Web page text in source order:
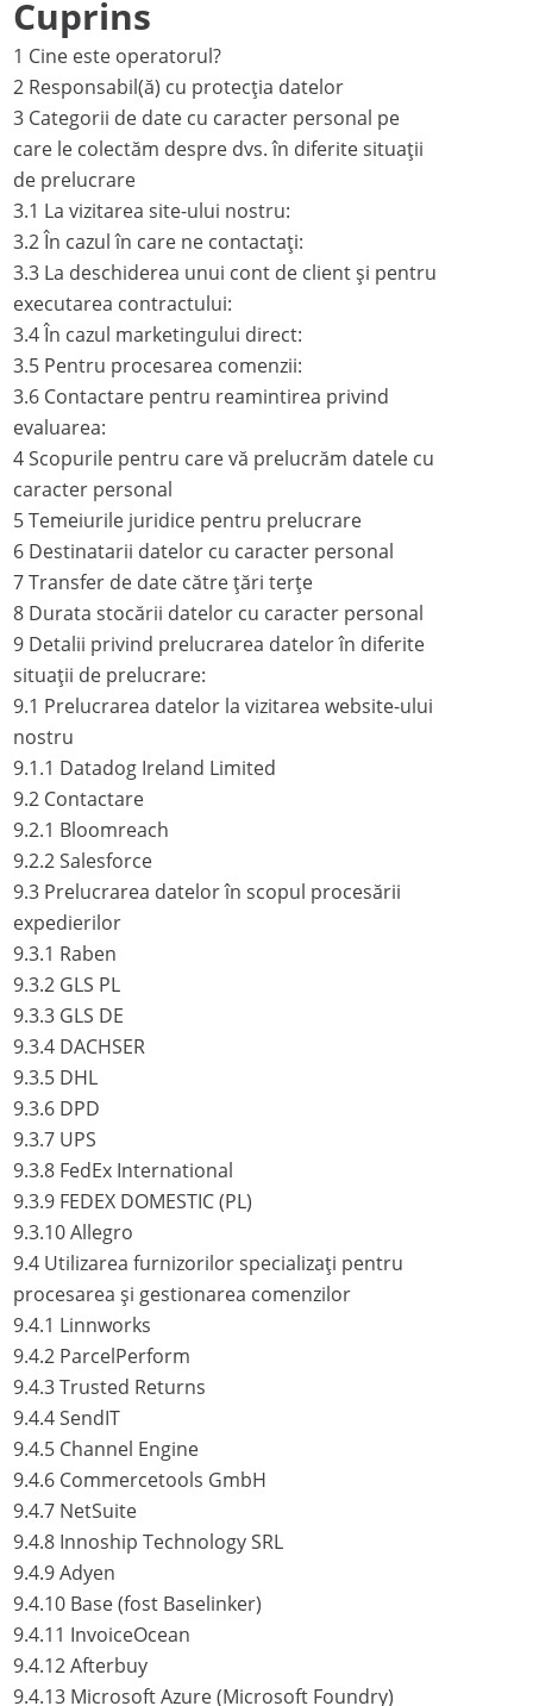
Plată
Politică de confidențialitate
Cookies
Returnare & Retragere
Termeni si condiții
Condiții de garanție premium
Retragerea produselor
Contact
expondo Partners
Garanție de preț (7 zile)
Cuprins
1 Cine este operatorul?
2 Responsabil(ă) cu protecția datelor
3 Categorii de date cu caracter personal pe
care le colectăm despre dvs. în diferite situații
de prelucrare
3.1 La vizitarea site-ului nostru:
3.2În cazul în care ne contactați:
3.3 La deschiderea unui cont de client și pentru
executarea contractului:
3.4În cazul marketingului direct:
3.5 Pentru procesarea comenzii:
3.6 Contactare pentru reamintirea privind
evaluarea:
4Scopurile pentru care vă prelucrăm datele cu
caracter personal
5Temeiurile juridice pentru prelucrare
6 Destinatarii datelor cu caracter personal
7Transfer de date către țări terțe
8 Durata stocării datelor cu caracter personal
9 Detalii privind prelucrarea datelor în diferite
situații de prelucrare:
9.1 Prelucrarea datelor la vizitarea website-ului
nostru
9.1.1 Datadog Ireland Limited
9.2 Contactare
9.2.1 Bloomreach
9.2.2Salesforce
9.3 Prelucrarea datelor în scopul procesării
expedierilor
9.3.1 Raben
9.3.2 GLS PL
9.3.3 GLS DE
9.3.4 DACHSER
9.3.5 DHL
9.3.6 DPD
9.3.7 UPS
9.3.8 FedEx International
9.3.9 FEDEX DOMESTIC (PL)
9.3.10Allegro
9.4 Utilizarea furnizorilor specializați pentru
procesarea și gestionarea comenzilor
9.4.1 Linnworks
9.4.2 ParcelPerform
9.4.3Trusted Returns
9.4.4SendIT
9.4.5 Channel Engine
9.4.6 Commercetools GmbH
9.4.7 NetSuite
9.4.8 Innoship Technology SRL
9.4.9Adyen
9.4.10 Base (fost Baselinker)
9.4.11 InvoiceOcean
9.4.12Afterbuy
9.4.13 Microsoft Azure (Microsoft Foundry)